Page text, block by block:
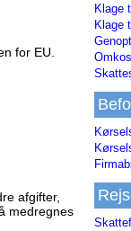
for EU.
afgifter,
medregnes
Klage
Klage